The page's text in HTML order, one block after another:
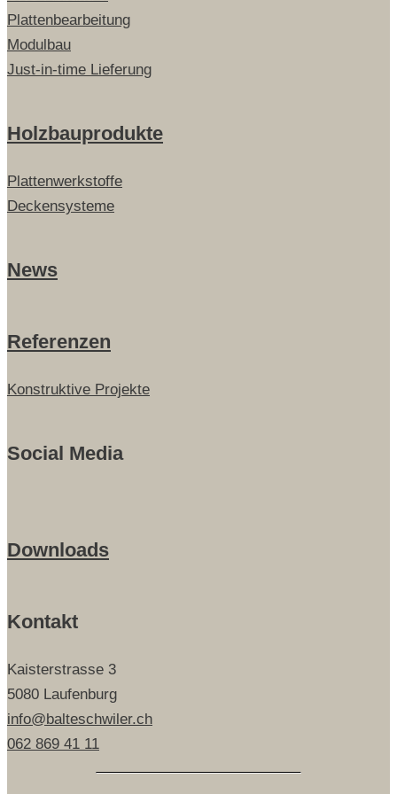
Plattenbearbeitung
Modulbau
Just-in-time Lieferung
Holzbauprodukte
Plattenwerkstoffe
Deckensysteme
News
Referenzen
Konstruktive Projekte
Social Media
Downloads
Kontakt
Kaisterstrasse 3
5080 Laufenburg
info@balteschwiler.ch
062 869 41 11